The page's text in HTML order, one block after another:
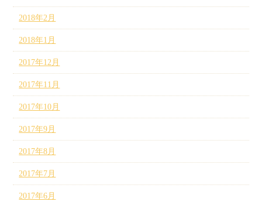
2018年2月
2018年1月
2017年12月
2017年11月
2017年10月
2017年9月
2017年8月
2017年7月
2017年6月